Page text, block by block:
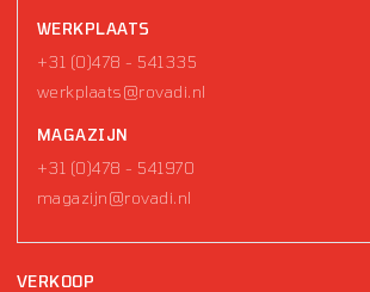
WERKPLAATS
+31 (0)478 - 541335
werkplaats@rovadi.nl
MAGAZIJN
+31 (0)478 - 541970
magazijn@rovadi.nl
VERKOOP